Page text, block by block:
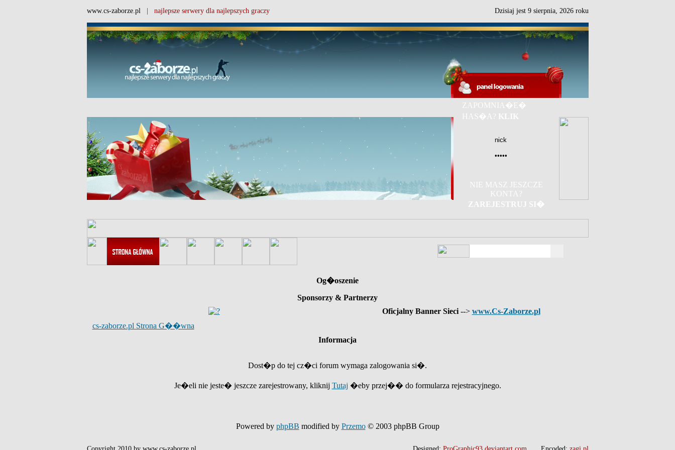
www.cs-zaborze.pl | najlepsze serwery dla najlepszych graczy Dzisiaj jest 9 sierpnia, 2026 roku
ZAPOMNIA�E�
HAS�A? KLIK
NIE MASZ JESZCZE
KONTA?
ZAREJESTRUJ SI�
Og�oszenie
Sponsorzy & Partnerzy
Oficjalny Banner Sieci --> www.Cs-Zaborze.pl
cs-zaborze.pl Strona G��wna
Informacja
Dost�p do tej cz�ci forum wymaga zalogowania si�.
Je�eli nie jeste� jeszcze zarejestrowany, kliknij Tutaj �eby przej�� do formularza rejestracyjnego.
Powered by phpBB modified by Przemo© 2003 phpBB Group